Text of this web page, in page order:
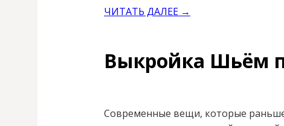
ЧИТАТЬ ДАЛЕЕ →
Выкройка Шьём
Современные вещи, которые раньше